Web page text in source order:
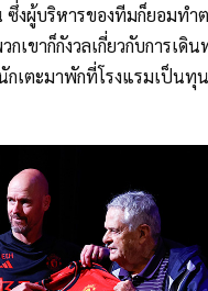
งผู้บริหารของทีมก็ยอมทำ
เขาก็กังวลเกี่ยวกับการเดิน
เตะมาพักที่โรงแรมเป็นทุ